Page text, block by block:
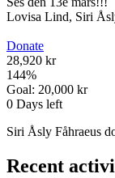
Lovisa Lind, Siri
Donate
28,920 kr
144%
Goal: 20,000 kr
0 Days left
Siri Åsly Fåhraeus
Recent